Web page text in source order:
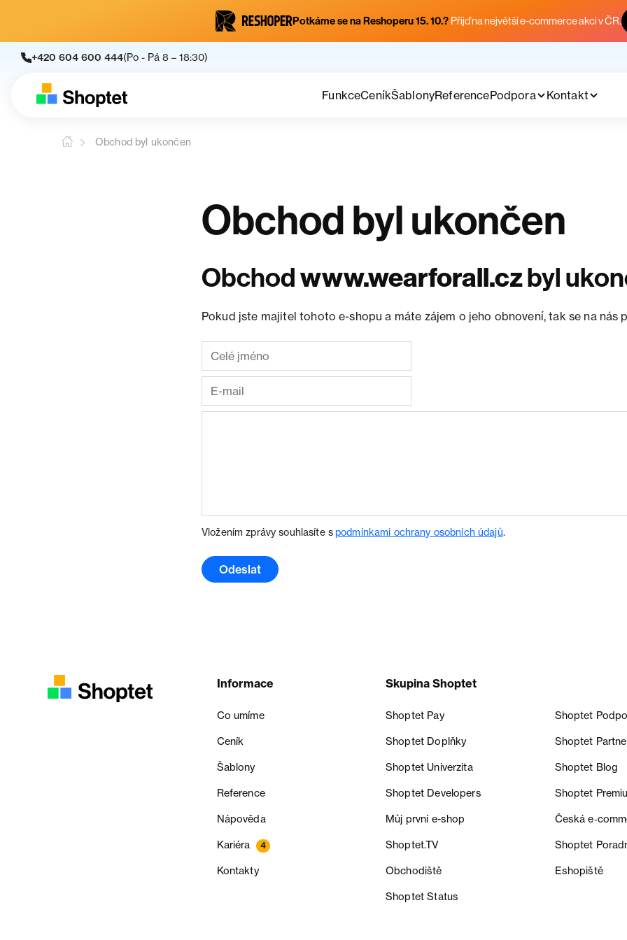
Potkáme se na Reshoperu 15. 10.? Přijď na největší e-commerce akci v ČR.
+420 604 600 444(Po - Pá 8 – 18:30)
FunkceCeníkŠablonyReferencePodpora Kontakt
Obchod byl ukončen
Obchod byl ukončen
Obchodwww.wearforall.czbyl
Pokud jste majitel tohoto e-shopu a máte zájem o jeho obnovení, tak se na nás
Vložením zprávy souhlasíte spodmínkami ochrany osobních údajů.
Odeslat
Informace
Co umíme
Ceník
Šablony
Reference
Nápověda
Kariéra 4
Kontakty
Skupina Shoptet
Shoptet Pay Shoptet
Shoptet Doplňky Shoptet
Shoptet Univerzita Shoptet Blog
Shoptet Developers Shoptet
Můj první e-shop Česká
Shoptet.TV Shoptet
Obchodiště Eshopiště
Shoptet Status